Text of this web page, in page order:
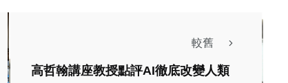
較舊
高哲翰講座教授點評AI徹底改變人類